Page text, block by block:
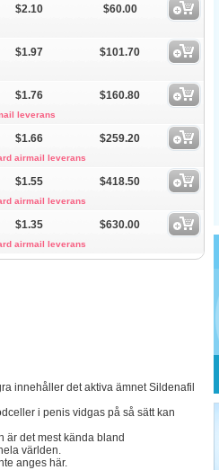
$2.10 $60.00
$1.97 $101.70
$1.76 $160.80
leverans
$1.66 $259.20
airmail leverans
$1.55 $418.50
airmail leverans
$1.35 $630.00
airmail leverans
innehåller det aktiva ämnet Sildenafil
i penis vidgas på så sätt kan
är det mest kända bland
världen.
anges här.